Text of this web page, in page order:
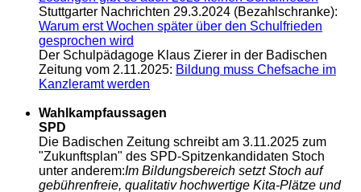
Stuttgarter Nachrichten 29.3.2024 (Bezahlschranke):
Warum erst Wochen später über den Schulfrieden
gesprochen wird
Der Schulpädagoge Klaus Zierer in der Badischen
Zeitung vom 2.11.2025: Bildung muss Chefsache im
Kanzleramt werden
Wahlkampfaussagen
SPD
Die Badischen Zeitung schreibt am 3.11.2025 zum
"Zukunftsplan" des SPD-Spitzenkandidaten Stoch
unter anderem:Im Bildungsbereich setzt Stoch auf
gebührenfreie, qualitativ hochwertige Kita-Plätze und